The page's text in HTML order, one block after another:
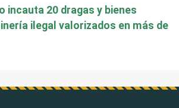
incauta 20 dragas y bienes
ilegal valorizados en más de